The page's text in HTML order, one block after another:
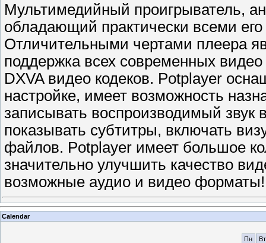
Мультимедийный проигрыватель,
обладающий практически всеми
Отличительными чертами плеера
поддержка всех современных
DXVA видео кодеков. Potplayer
настройке, имеет возможность
записывать воспроизводимый
показывать субтитры, включать
файлов. Potplayer имеет большое
значительно улучшить качество
возможные аудио и видео форматы!
Calendar
Пн
Вт